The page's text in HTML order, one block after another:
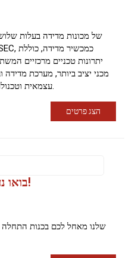
יתרונות טכניים מרכזיים
מכני יציב ביותר, מערכת
עצמאית וטכנולוגיית בקרת תנועה מדויקת ביותר.
הצג פרטים
בואו נעשה את זה שנה פורייה!